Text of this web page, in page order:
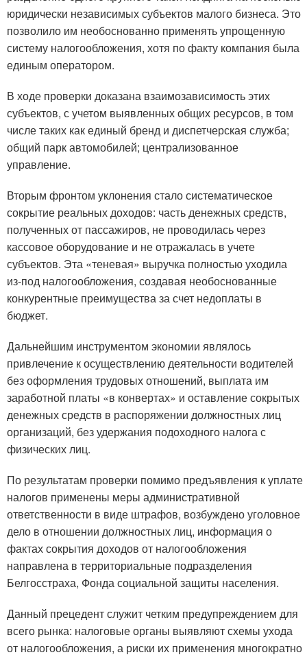
юридически независимых субъектов малого бизнеса. Это
позволило им необоснованно применять упрощенную
систему налогообложения, хотя по факту компания была
единым оператором.
В ходе проверки доказана взаимозависимость этих
субъектов, с учетом выявленных общих ресурсов, в том
числе таких как единый бренд и диспетчерская служба;
общий парк автомобилей; централизованное
управление.
Вторым фронтом уклонения стало систематическое
сокрытие реальных доходов: часть денежных средств,
полученных от пассажиров, не проводилась через
кассовое оборудование и не отражалась в учете
субъектов. Эта «теневая» выручка полностью уходила
из-под налогообложения, создавая необоснованные
конкурентные преимущества за счет недоплаты в
бюджет.
Дальнейшим инструментом экономии являлось
привлечение к осуществлению деятельности водителей
без оформления трудовых отношений, выплата им
заработной платы «в конвертах» и оставление сокрытых
денежных средств в распоряжении должностных лиц
организаций, без удержания подоходного налога с
физических лиц.
По результатам проверки помимо предъявления к уплате
налогов применены меры административной
ответственности в виде штрафов, возбуждено уголовное
дело в отношении должностных лиц, информация о
фактах сокрытия доходов от налогообложения
направлена в территориальные подразделения
Белгосстраха, Фонда социальной защиты населения.
Данный прецедент служит четким предупреждением для
всего рынка: налоговые органы выявляют схемы ухода
от налогообложения, а риски их применения многократно